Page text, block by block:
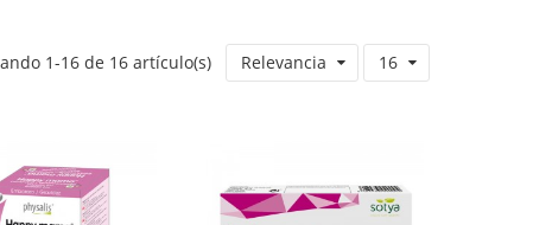
Relevancia 16
1-16 de 16 artículo(s)